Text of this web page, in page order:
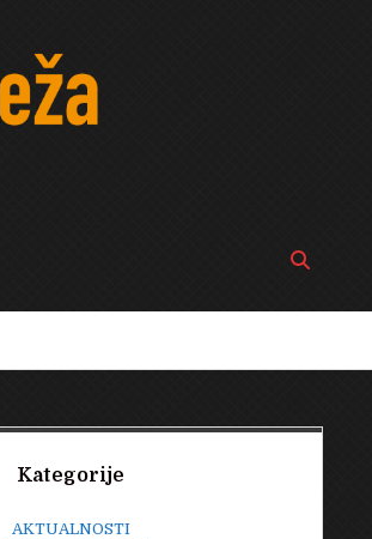
Open
bar
Kategorije
AKTUALNOSTI